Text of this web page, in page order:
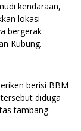
kendaraan,
lokasi
bergerak
Kubung.
berisi BBM
diduga
tambang